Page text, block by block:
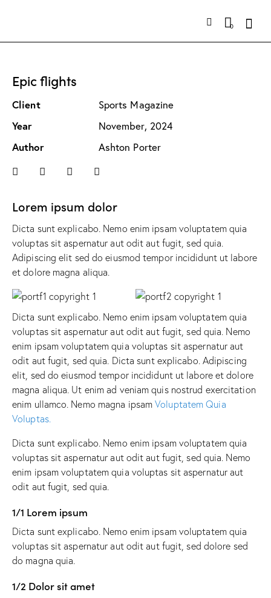
0
Epic flights
Client Sports Magazine
Year November, 2024
Author Ashton Porter
Lorem ipsum dolor
Dicta sunt explicabo. Nemo enim ipsam voluptatem quia
voluptas sit aspernatur aut odit aut fugit, sed quia.
Adipiscing elit sed do eiusmod tempor incididunt ut labore
et dolore magna aliqua.
Dicta sunt explicabo. Nemo enim ipsam voluptatem quia
voluptas sit aspernatur aut odit aut fugit, sed quia. Nemo
enim ipsam voluptatem quia voluptas sit aspernatur aut
odit aut fugit, sed quia. Dicta sunt explicabo. Adipiscing
elit, sed do eiusmod tempor incididunt ut labore et dolore
magna aliqua. Ut enim ad veniam quis nostrud exercitation
enim ullamco. Nemo magna ipsamVoluptatem Quia
Voluptas.
Dicta sunt explicabo. Nemo enim ipsam voluptatem quia
voluptas sit aspernatur aut odit aut fugit, sed quia. Nemo
enim ipsam voluptatem quia voluptas sit aspernatur aut
odit aut fugit, sed quia.
1/1 Lorem ipsum
Dicta sunt explicabo. Nemo enim ipsam voluptatem quia
voluptas sit aspernatur aut odit aut fugit, sed dolore sed
do magna quia.
1/2 Dolor sit amet